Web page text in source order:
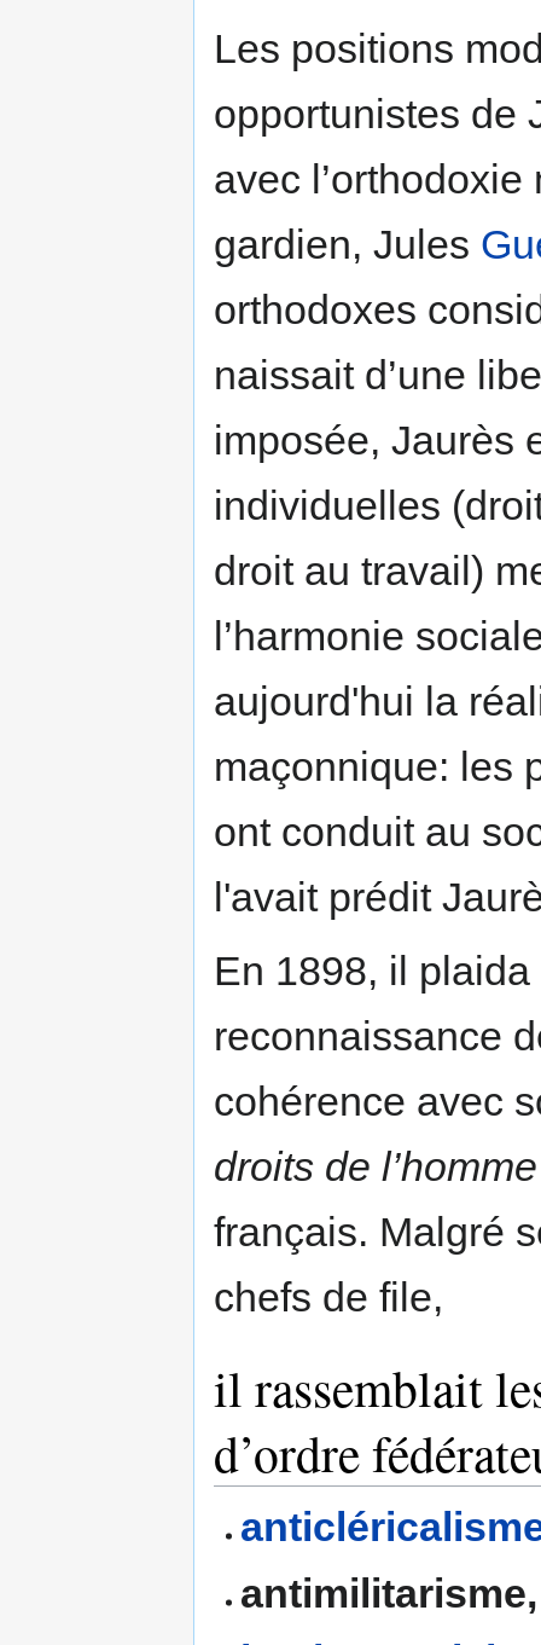
Les positions
opportunistes de
avec
gardien, Jules
orthodoxes
naissait d’une
imposée, Jaurès
individuelles
droit au travail)
l’harmonie
aujourd'hui la
maçonnique: les
ont conduit au
l'avait prédit
En 1898, il
reconnaissance
cohérence avec
droits de l’homme
français. Malgré
chefs de file,
il rassemblait
d’ordre
antimilitarisme,